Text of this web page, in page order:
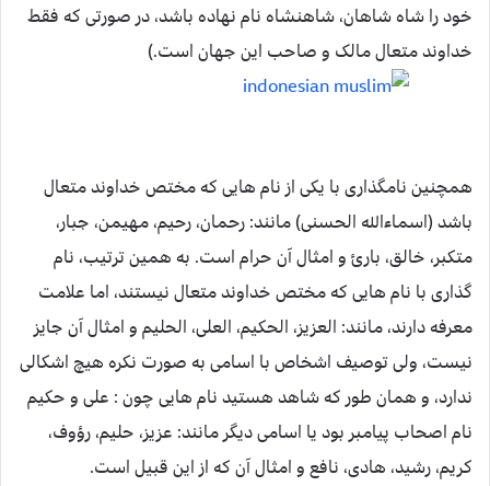
خود را شاه شاهان، شاهنشاه نام نهاده باشد، در صورتی که فقط
خداوند متعال مالک و صاحب این جهان است.)
همچنین نامگذاری با یکی از نام هایی که مختص خداوند متعال
باشد (اسماءالله الحسنی) مانند: رحمان، رحیم، مهیمن، جبار،
متکبر، خالق، بارئ و امثال آن حرام است. به همین ترتیب، نام
گذاری با نام هایی که مختص خداوند متعال نیستند، اما علامت
معرفه دارند، مانند: العزیز، الحکیم، العلی، الحلیم و امثال آن جایز
نیست، ولی توصیف اشخاص با اسامی به صورت نکره هیچ اشکالی
ندارد، و همان طور که شاهد هستید نام هایی چون : علی و حکیم
نام اصحاب پیامبر بود یا اسامی دیگر مانند: عزیز، حلیم، رؤوف،
کریم، رشید، هادی، نافع و امثال آن که از این قبیل است.